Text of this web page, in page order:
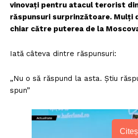
vinovați pentru atacul terorist
răspunsuri surprinzătoare. Mulți
chiar către puterea de la
Iată câteva dintre răspunsuri:
„Nu o să răspund la asta. Știu
spun”